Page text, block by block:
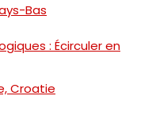
Bas
: Écirculer en
Croatie